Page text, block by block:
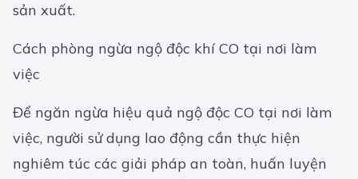
sản xuất.
Cách phòng ngừa ngộ độc khí CO tại nơi làm
việc
Để ngăn ngừa hiệu quả ngộ độc CO tại nơi làm
việc, người sử dụng lao động cần thực hiện
nghiêm túc các giải pháp an toàn, huấn luyện